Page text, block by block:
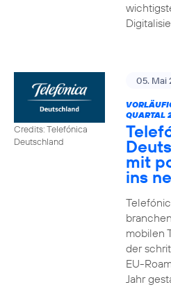
Credits: Telefónica
Deutschland
05. Mai
QUARTAL
mit
ins
mobilen
der
EU-
Jahr